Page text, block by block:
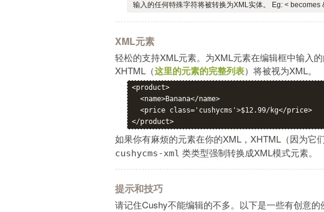
输入的任何特殊字符将被转换为XML实体。 Eg: < becomes
XML元素
轻松的支持XML元素。为XML元素在编辑框中输入
XHTML（这里的元素的完整列表）将被视为XML。
<product>
  <name>Banana</name>
  <price class='cushycms'>$12.99/kg</price>
如果你有麻烦的元素在你的XML，XHTML（因为它
cushycms-xml 类类型强制转换成XML模式元素。
提示和技巧
请记住Cushy不能编辑的不多。以下是一些有创意的